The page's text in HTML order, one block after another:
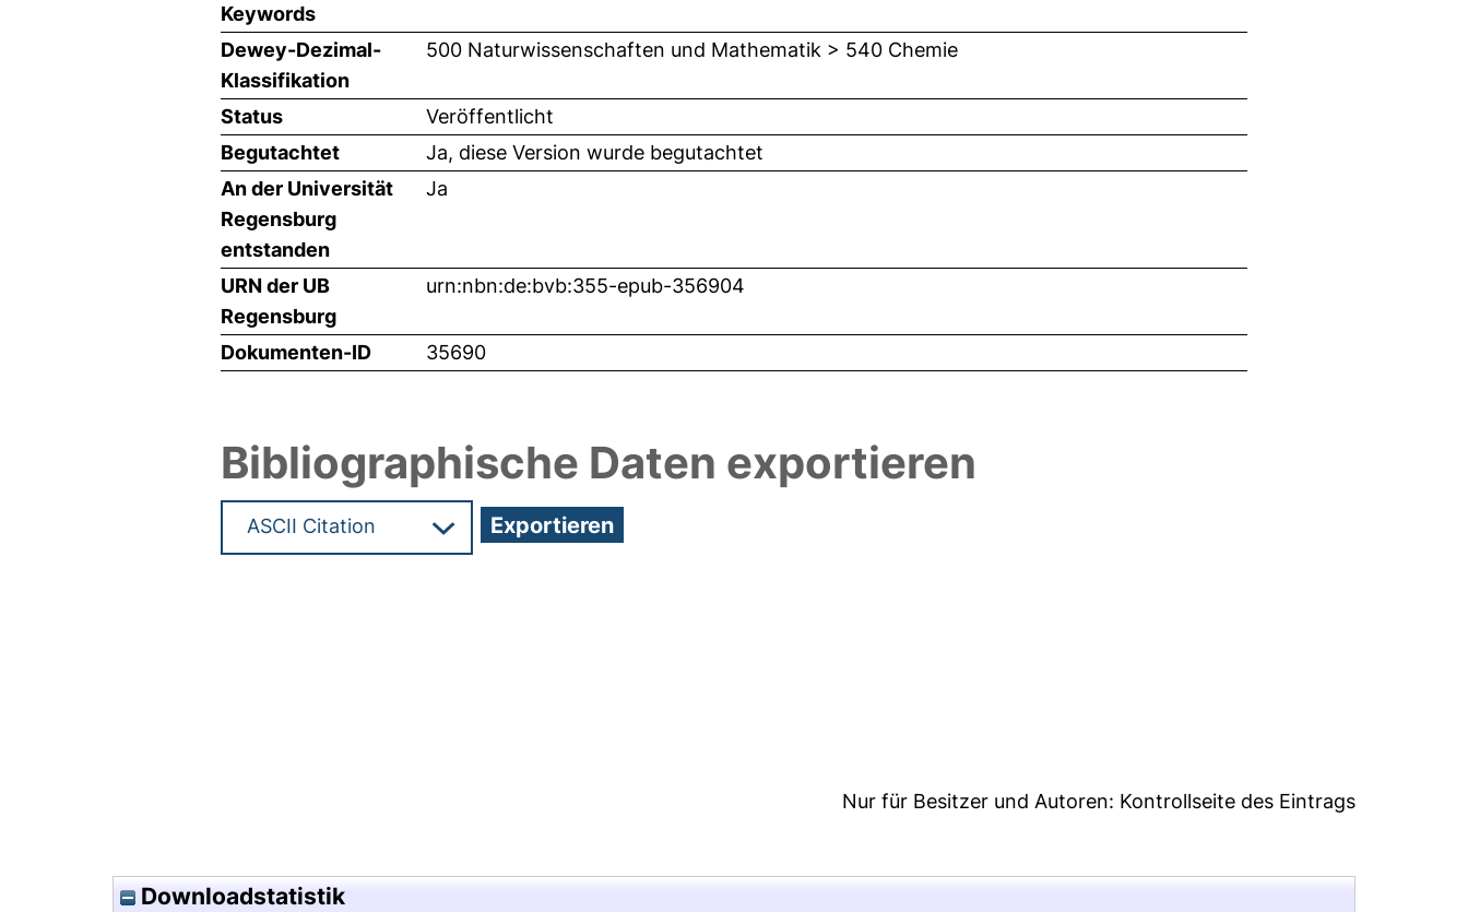
Keywords
Dewey-Dezimal-
Klassifikation
500 Naturwissenschaften und Mathematik > 540 Chemie
Status
Veröffentlicht
Begutachtet
Ja, diese Version wurde begutachtet
An der Universität
Regensburg
entstanden
Ja
URN der UB
Regensburg
urn:nbn:de:bvb:355-epub-356904
Dokumenten-ID 35690
Bibliographische Daten exportieren
Nur für Besitzer und Autoren: Kontrollseite des Eintrags
Downloadstatistik